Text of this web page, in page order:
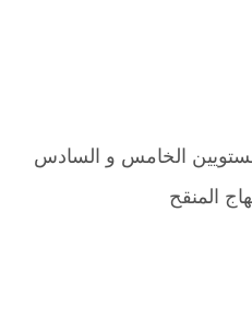
الخامس و السادس
المنقح